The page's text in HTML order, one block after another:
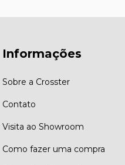
Informações
Sobre a Crosster
Contato
Visita ao Showroom
Como fazer uma compra